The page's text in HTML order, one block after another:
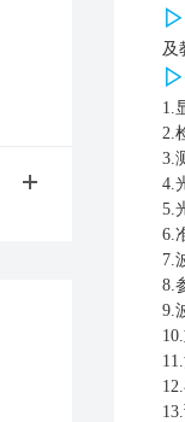
▷
及
▷
1.
2.
3.
4.
5.
6.
7.
8.
9.
10
11
13